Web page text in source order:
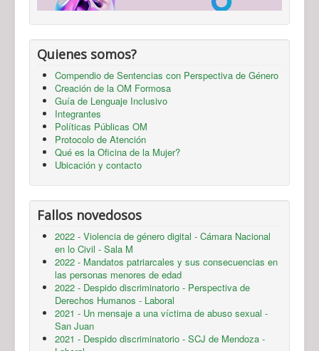
Quienes somos?
Compendio de Sentencias con Perspectiva de Género
Creación de la OM Formosa
Guía de Lenguaje Inclusivo
Integrantes
Políticas Públicas OM
Protocolo de Atención
Qué es la Oficina de la Mujer?
Ubicación y contacto
Fallos novedosos
2022 - Violencia de género digital - Cámara Nacional
en lo Civil - Sala M
2022 - Mandatos patriarcales y sus consecuencias en
las personas menores de edad
2022 - Despido discriminatorio - Perspectiva de
Derechos Humanos - Laboral
2021 - Un mensaje a una víctima de abuso sexual -
San Juan
2021 - Despido discriminatorio - SCJ de Mendoza -